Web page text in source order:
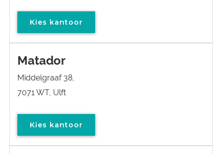
Kies kantoor
Matador
Middelgraaf 38,
7071 WT, Ulft
Kies kantoor